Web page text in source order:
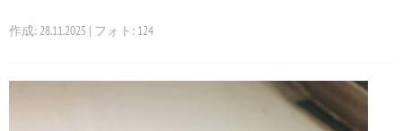
作成: 28.11.2025 | フォト: 124